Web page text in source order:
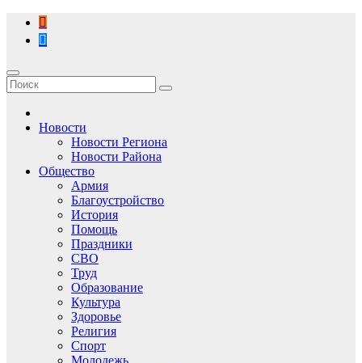
Перейти
содержимому
Новости
Новости Региона
Новости Района
Общество
Армия
Благоустройство
История
Помощь
Праздники
СВО
Труд
Образование
Культура
Здоровье
Религия
Спорт
Молодежь